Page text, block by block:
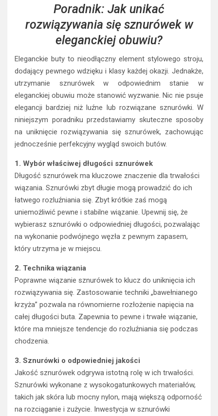
Poradnik: Jak unikać
rozwiązywania się sznurówek w
eleganckiej obuwiu?
Eleganckie buty to nieodłączny element stylowego stroju,
dodający pewnego wdzięku i klasy każdej okazji. Jednakże,
utrzymanie sznurówek w odpowiednim stanie w
eleganckiej obuwiu może stanowić wyzwanie. Nic nie psuje
elegancji bardziej niż luźne lub rozwiązane sznurówki. W
niniejszym poradniku przedstawiamy skuteczne sposoby
na uniknięcie rozwiązywania się sznurówek, zachowując
jednocześnie perfekcyjny wygląd swoich butów.
1. Wybór właściwej długości sznurówek
Długość sznurówek ma kluczowe znaczenie dla trwałości
wiązania. Sznurówki zbyt długie mogą prowadzić do ich
łatwego rozluźniania się. Zbyt krótkie zaś mogą
uniemożliwić pewne i stabilne wiązanie. Upewnij się, że
wybierasz sznurówki o odpowiedniej długości, pozwalając
na wykonanie podwójnego węzła z pewnym zapasem,
który utrzyma je w miejscu.
2. Technika wiązania
Poprawne wiązanie sznurówek to klucz do uniknięcia ich
rozwiązywania się. Zastosowanie techniki „bawełnianego
krzyża” pozwala na równomierne rozłożenie napięcia na
całej długości buta. Zapewnia to pewne i trwałe wiązanie,
które ma mniejsze tendencje do rozluźniania się podczas
chodzenia.
3. Sznurówki o odpowiedniej jakości
Jakość sznurówek odgrywa istotną rolę w ich trwałości.
Sznurówki wykonane z wysokogatunkowych materiałów,
takich jak skóra lub mocny nylon, mają większą odporność
na rozciąganie i zużycie. Inwestycja w sznurówki